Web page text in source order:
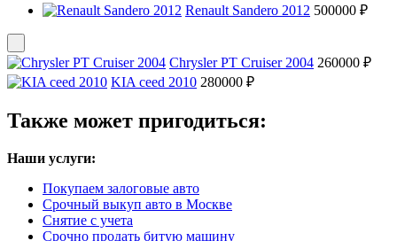
Renault Sandero 2012 500000 ₽
Chrysler PT Cruiser 2004 260000 ₽
KIA ceed 2010 280000 ₽
Также может пригодиться:
Наши услуги:
Покупаем залоговые авто
Срочный выкуп авто в Москве
Снятие с учета
Срочно продать битую машину